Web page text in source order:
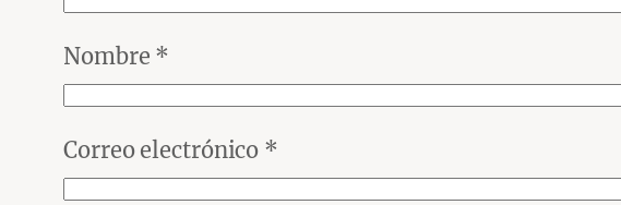
Nombre *
Correo electrónico *